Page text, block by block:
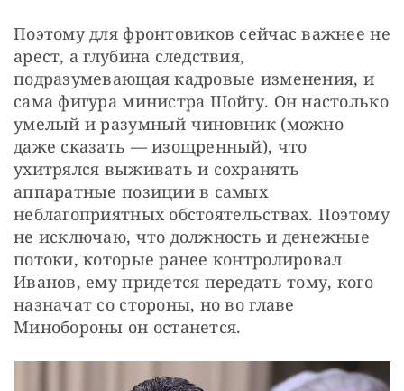
Поэтому для фронтовиков сейчас важнее не
арест, а глубина следствия,
подразумевающая кадровые изменения, и
сама фигура министра Шойгу. Он настолько
умелый и разумный чиновник (можно
даже сказать — изощренный), что
ухитрялся выживать и сохранять
аппаратные позиции в самых
неблагоприятных обстоятельствах. Поэтому
не исключаю, что должность и денежные
потоки, которые ранее контролировал
Иванов, ему придется передать тому, кого
назначат со стороны, но во главе
Минобороны он останется.